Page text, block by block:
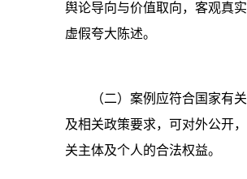
舆论导向与价值取向，客观真
虚假夸大陈述。
（二）案例应符合国家有
及相关政策要求，可对外公开
关主体及个人的合法权益。